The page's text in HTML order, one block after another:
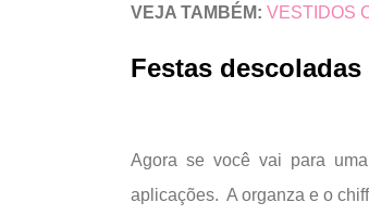
VEJA TAMBÉM: VESTIDOS
Festas descoladas
Agora se você vai para
aplicações. A organza e o